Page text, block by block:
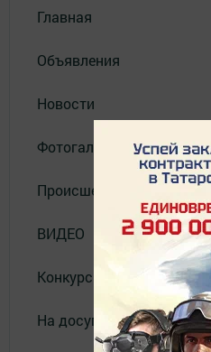
Главная
Объявления
Новости
Фотогалерея
Происшествия
ВИДЕО
Конкурсы
На досуге